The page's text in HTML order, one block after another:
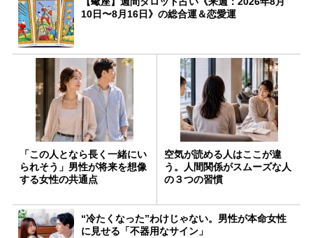
10日〜8月16日》の総合運＆恋愛運
「この人となら長く一緒にい
られそう」男性が将来を想像
する女性の共通点
空気が読める人はここが違
う。人間関係がスムーズな人
の３つの習慣
“冷たくなった”わけじゃない。男性が本命女性
に見せる「不器用なサイン」